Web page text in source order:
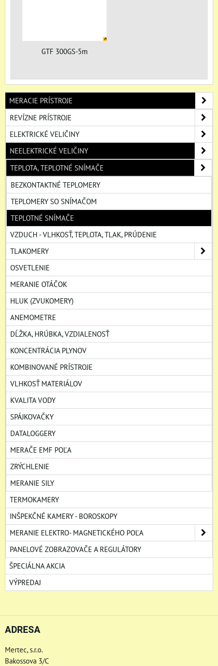
GTF 300GS-5m
MERACIE PRÍSTROJE
REVÍZNE PRÍSTROJE
ELEKTRICKÉ VELIČINY
NEELEKTRICKÉ VELIČINY
TEPLOTA, TEPLOTNÉ SNÍMAČE
BEZKONTAKTNÉ TEPLOMERY
TEPLOMERY SO SNÍMAČOM
TEPLOTNÉ SNÍMAČE
VZDUCH - VLHKOSŤ, TEPLOTA, TLAK, PRÚDENIE
TLAKOMERY
OSVETLENIE
MERANIE OTÁČOK
HLUK (ZVUKOMERY)
ANEMOMETRE
DĹŽKA, HRÚBKA, VZDIALENOSŤ
KONCENTRÁCIA PLYNOV
KOMBINOVANÉ PRÍSTROJE
VLHKOSŤ MATERIÁLOV
KVALITA VODY
SPÁJKOVAČKY
DATALOGGERY
MERAČE EMF POĽA
ZRÝCHLENIE
MERANIE SILY
TERMOKAMERY
INŠPEKČNÉ KAMERY - BOROSKOPY
MERANIE ELEKTRO- MAGNETICKÉHO POĽA
PANELOVÉ ZOBRAZOVAČE A REGULÁTORY
ŠPECIÁLNA AKCIA
VÝPREDAJ
ADRESA
Mertec, s.r.o.
Bakossova 3/C